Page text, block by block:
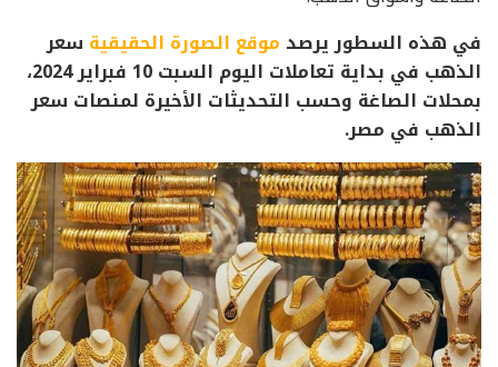
في هذه السطور يرصد موقع الصورة الحقيقية سعر
الذهب في بداية تعاملات اليوم السبت 10 فبراير 2024،
بمحلات الصاغة وحسب التحديثات الأخيرة لمنصات سعر
الذهب في مصر.